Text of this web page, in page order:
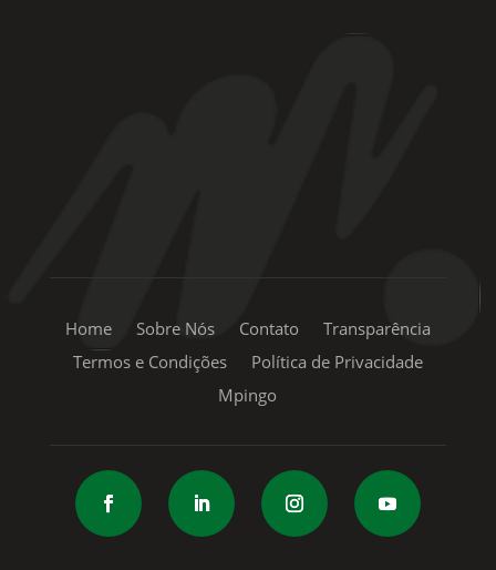
Home Sobre Nós Contato
Transparência
Termos e Condições
Política de Privacidade
Mpingo